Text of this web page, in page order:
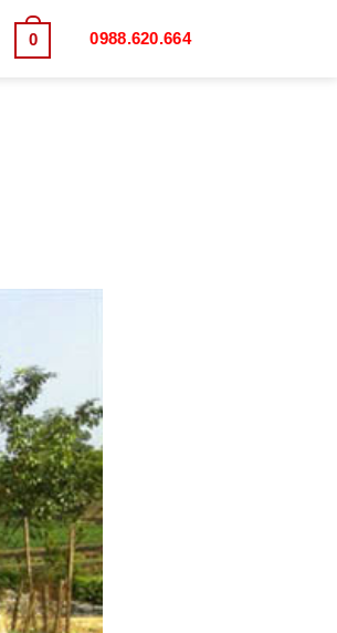
0 0988.620.664